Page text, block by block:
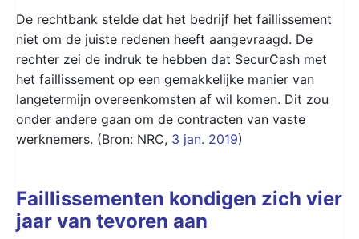
De rechtbank stelde dat het bedrijf het faillissement
niet om de juiste redenen heeft aangevraagd. De
rechter zei de indruk te hebben dat SecurCash met
het faillissement op een gemakkelijke manier van
langetermijn overeenkomsten af wil komen. Dit zou
onder andere gaan om de contracten van vaste
werknemers. (Bron: NRC, 3 jan. 2019)
Faillissementen kondigen zich vier
jaar van tevoren aan